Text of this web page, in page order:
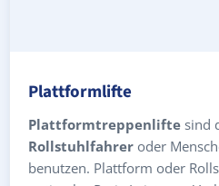
Plattformlifte
Plattformtreppenlifte sind
Rollstuhlfahrer oder
benutzen. Plattform oder